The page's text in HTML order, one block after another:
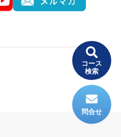
コース
検索
問合せ